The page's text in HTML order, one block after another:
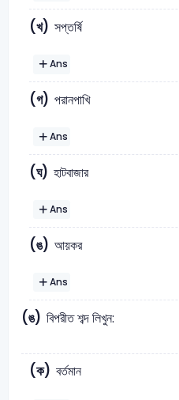
(খ) সপ্তর্ষি
Ans
(গ) পরানপাখি
Ans
(ঘ) হাটবাজার
Ans
(ঙ) আয়কর
Ans
(ঙ) বিপরীত শব্দ লিখুন:
(ক) বর্তমান